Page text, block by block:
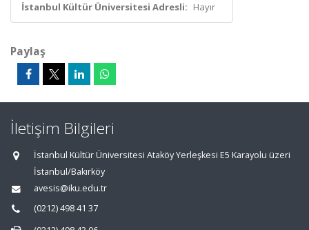
İstanbul Kültür Üniversitesi Adresli: Hayır
Paylaş
İletişim Bilgileri
İstanbul Kültür Üniversitesi Ataköy Yerleşkesi E5 Karayolu üzeri
İstanbul/Bakırköy
avesis@iku.edu.tr
(0212) 498 41 37